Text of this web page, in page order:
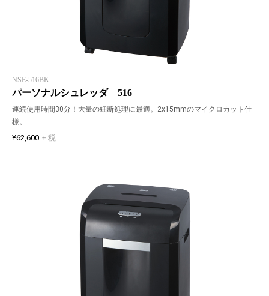
NSE-516BK
パーソナルシュレッダ 516
連続使用時間30分！大量の細断処理に最適。2x15mmのマイクロカット仕
様。
¥62,600 + 税